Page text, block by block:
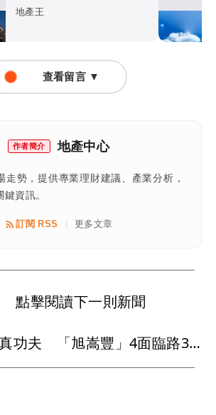
造亞灣耐震地標
地產王
查看留言 ▼
作者簡介 地產中心
走勢，提供專業理財建議、產業分析，
資訊。
訂閱 RSS 更多文章
點擊閱讀下一則新聞
建築細膩看見真功夫 「旭嵩豐」4面臨路3房均質打造亞灣耐震地標